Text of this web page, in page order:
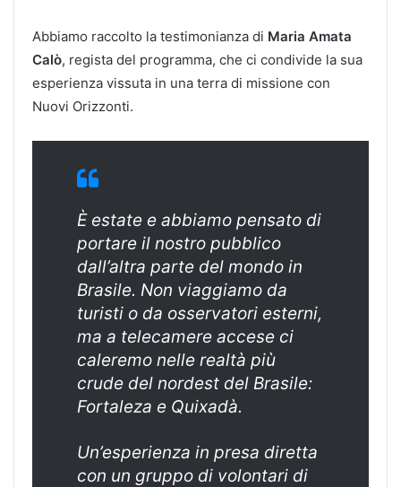
Abbiamo raccolto la testimonianza di Maria Amata
Calò, regista del programma, che ci condivide la sua
esperienza vissuta in una terra di missione con
Nuovi Orizzonti.
È estate e abbiamo pensato di
portare il nostro pubblico
dall’altra parte del mondo in
Brasile. Non viaggiamo da
turisti o da osservatori esterni,
ma a telecamere accese ci
caleremo nelle realtà più
crude del nordest del Brasile:
Fortaleza e Quixadà.
Un’esperienza in presa diretta
con un gruppo di volontari di